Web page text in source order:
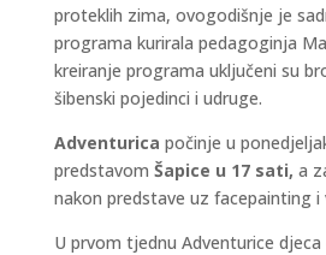
proteklih zima, ovogodišnje je
programa kurirala pedagoginja
kreiranje programa uključeni su
šibenski pojedinci i udruge.
Adventurica počinje u
predstavom Šapice u 17 sati, a
nakon predstave uz facepainting i
U prvom tjednu Adventurice djeca